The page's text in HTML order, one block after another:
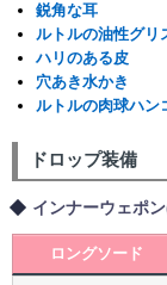
鋭角な耳
ルトルの油性グリ
ハリのある皮
穴あき水かき
ルトルの肉球ハン
ドロップ装備
インナーウェポ
ロングソード